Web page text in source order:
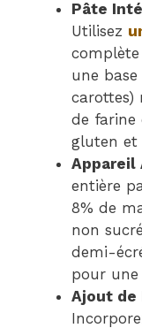
Pâte
Utilisez
une
carottes)
de farine
gluten et
Appareil
entière
8% de
non
demi-
pour une
Ajout de